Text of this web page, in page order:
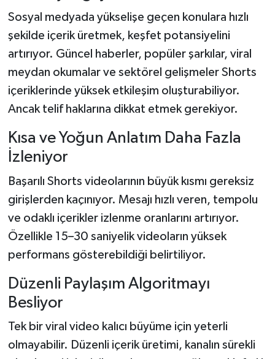
Sosyal medyada yükselişe geçen konulara hızlı
şekilde içerik üretmek, keşfet potansiyelini
artırıyor. Güncel haberler, popüler şarkılar, viral
meydan okumalar ve sektörel gelişmeler Shorts
içeriklerinde yüksek etkileşim oluşturabiliyor.
Ancak telif haklarına dikkat etmek gerekiyor.
Kısa ve Yoğun Anlatım Daha Fazla
İzleniyor
Başarılı Shorts videolarının büyük kısmı gereksiz
girişlerden kaçınıyor. Mesajı hızlı veren, tempolu
ve odaklı içerikler izlenme oranlarını artırıyor.
Özellikle 15–30 saniyelik videoların yüksek
performans gösterebildiği belirtiliyor.
Düzenli Paylaşım Algoritmayı
Besliyor
Tek bir viral video kalıcı büyüme için yeterli
olmayabilir. Düzenli içerik üretimi, kanalın sürekli